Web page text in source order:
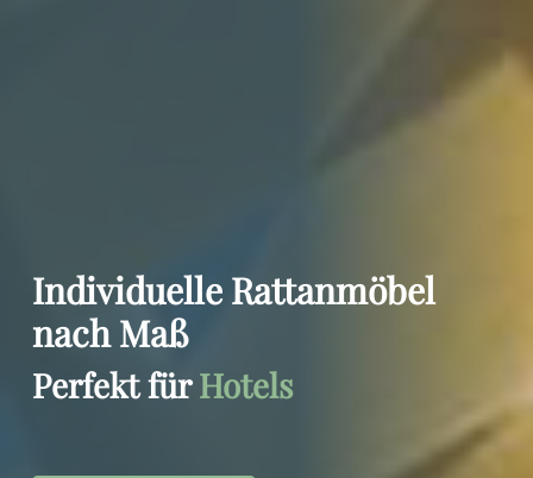
Individuelle Rattanmöbel
nach Maß
Perfekt fürHotels